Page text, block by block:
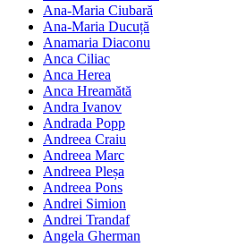
Ana-Maria Ciubară
Ana-Maria Ducuță
Anamaria Diaconu
Anca Ciliac
Anca Herea
Anca Hreamătă
Andra Ivanov
Andrada Popp
Andreea Craiu
Andreea Marc
Andreea Pleșa
Andreea Pons
Andrei Simion
Andrei Trandaf
Angela Gherman